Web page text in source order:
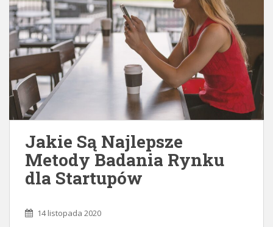
Jakie Są Najlepsze
Metody Badania Rynku
dla Startupów
14 listopada 2020